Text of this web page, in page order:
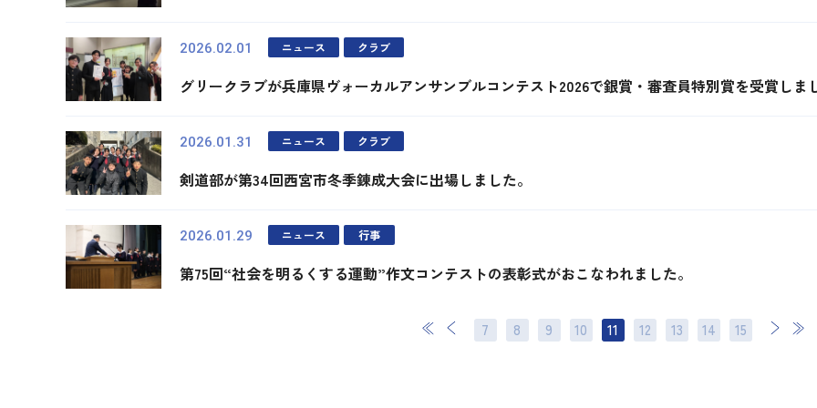
2026.02.01 ニュース クラブ
グリークラブが兵庫県ヴォーカルアンサンブルコンテスト2026で銀賞・審査員特別賞を受賞しま
2026.01.31 ニュース クラブ
剣道部が第34回西宮市冬季錬成大会に出場しました。
2026.01.29 ニュース 行事
第75回“社会を明るくする運動”作文コンテストの表彰式がおこなわれました。
7 8 9 10 11 12 13 14 15
次 最後